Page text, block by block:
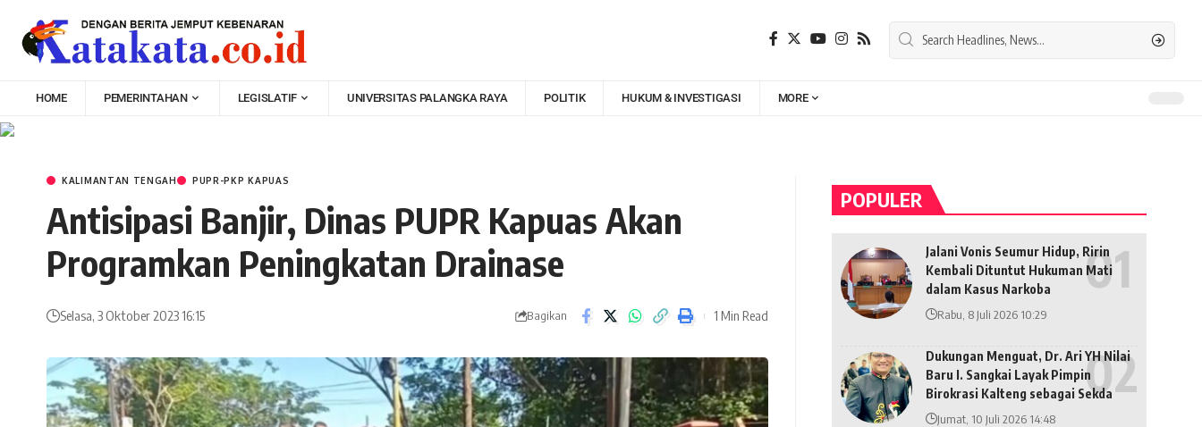
HOME PEMERINTAHAN LEGISLATIF UNIVERSITAS PALANGKA RAYA POLITIK HUKUM & INVESTIGASI MORE
KALIMANTAN TENGAH PUPR-PKP KAPUAS
Antisipasi Banjir, Dinas PUPR Kapuas Akan
Programkan Peningkatan Drainase
Selasa, 3 Oktober 2023 16:15 Bagikan 1 Min Read
POPULER
Jalani Vonis Seumur Hidup, Ririn
Kembali Dituntut Hukuman Mati
dalam Kasus Narkoba
Rabu, 8 Juli 2026 10:29
Dukungan Menguat, Dr. Ari YH Nilai
Baru I. Sangkai Layak Pimpin
Birokrasi Kalteng sebagai Sekda
Jumat, 10 Juli 2026 14:48